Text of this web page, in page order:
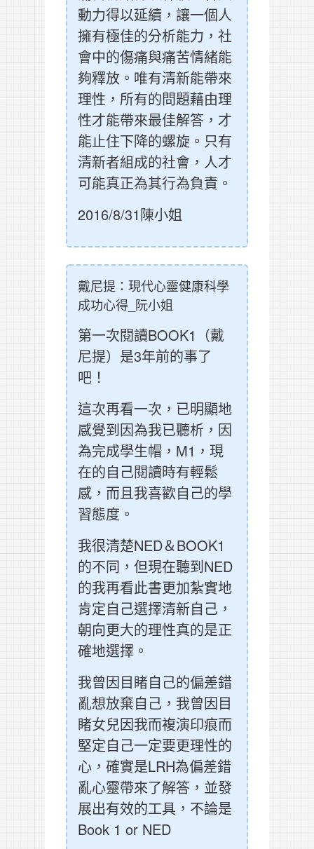
動力得以延續，讓一個人
擁有極佳的分析能力，社
會中的傷痛與痛苦情緒能
夠釋放。唯有清新能帶來
理性，所有的問題藉由理
性才能帶來最佳解答，才
能止住下降的螺旋。只有
清新者組成的社會，人才
可能真正為其行為負責。
2016/8/31陳小姐
戴尼提：現代心靈健康科學
成功心得_阮小姐
第一次閱讀BOOK1（戴
尼提）是3年前的事了
吧！
這次再看一次，已明顯地
感覺到因為我已聽析，因
為完成學生帽，M1，現
在的自己閱讀時有輕鬆
感，而且我喜歡自己的學
習態度。
我很清楚NED＆BOOK1
的不同，但現在聽到NED
的我再看此書更加紮實地
肯定自己選擇清新自己，
朝向更大的理性真的是正
確地選擇。
我曾因目睹自己的偏差錯
亂想放棄自己，我曾因目
睹女兒因我而複演印痕而
堅定自己一定要更理性的
心，確實是LRH為偏差錯
亂心靈帶來了解答，並發
展出有效的工具，不論是
Book 1 or NED